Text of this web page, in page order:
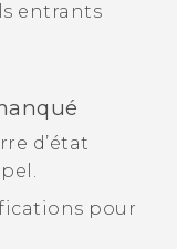
entrants
d’état
pour